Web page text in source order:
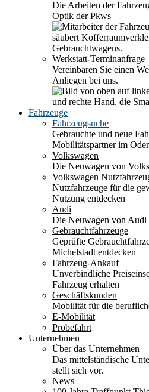
Die Arbeiten der
Optik der Pkws
Werkstatt-Terminanfrage
Vereinbaren Sie einen
Anliegen bei uns.
Fahrzeuge
Fahrzeugsuche
Gebrauchte und neue
Mobilitätspartner im
Volkswagen
Die Neuwagen von
Volkswagen
Nutzfahrzeuge für die
Nutzung entdecken
Audi
Die Neuwagen von Audi
Gebrauchtfahrzeuge
Geprüfte
Michelstadt entdecken
Fahrzeug-Ankauf
Unverbindliche
Fahrzeug erhalten
Geschäftskunden
Mobilität für die
E-Mobilität
Probefahrt
Unternehmen
Über das Unternehmen
Das mittelständische
stellt sich vor.
News